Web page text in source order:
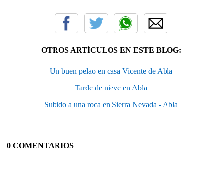
OTROS ARTÍCULOS EN ESTE BLOG:
Un buen pelao en casa Vicente de Abla
Tarde de nieve en Abla
Subido a una roca en Sierra Nevada - Abla
0 COMENTARIOS